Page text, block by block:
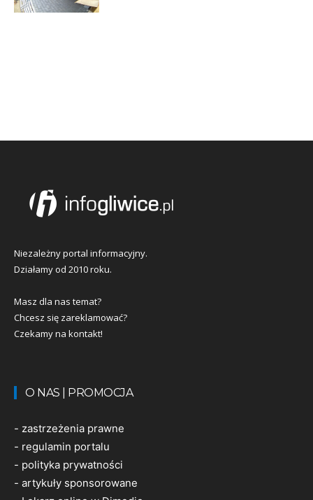
Niezależny portal informacyjny.
Działamy od 2010 roku.
Masz dla nas temat?
Chcesz się zareklamować?
Czekamy na kontakt!
O NAS | PROMOCJA
- zastrzeżenia prawne
- regulamin portalu
- polityka prywatności
- artykuły sponsorowane